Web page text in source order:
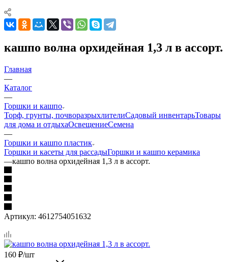
кашпо волна орхидейная 1,3 л в ассорт.
Главная
—
Каталог
—
Горшки и кашпо
Торф, грунты, почворазрыхлителиСадовый инвентарьТовары
для дома и отдыхаОсвещениеСемена
—
Горшки и кашпо пластик
Горшки и касеты для рассадыГоршки и кашпо керамика
—кашпо волна орхидейная 1,3 л в ассорт.
Артикул: 4612754051632
160 ₽/шт